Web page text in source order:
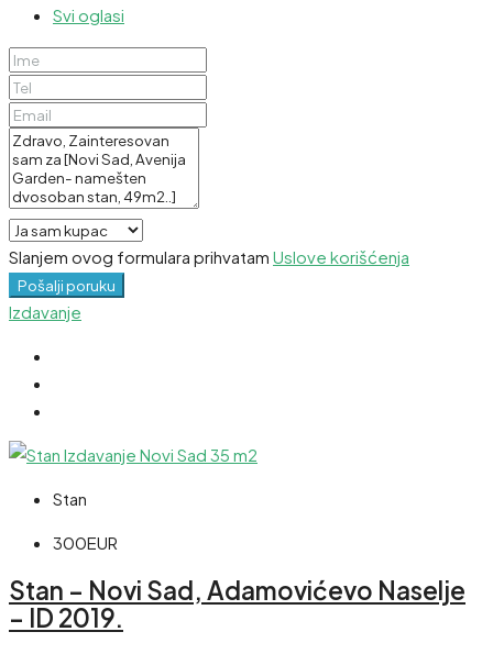
Svi oglasi
Slanjem ovog formulara prihvatam Uslove korišćenja
Pošalji poruku
Izdavanje
Stan
300EUR
Stan – Novi Sad, Adamovićevo Naselje
– ID 2019.